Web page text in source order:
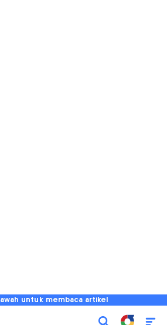
untuk membaca artikel